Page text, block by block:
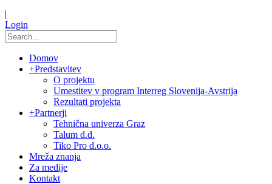
|
Login
Domov
+Predstavitev
O projektu
Umestitev v program Interreg Slovenija-Avstrija
Rezultati projekta
+Partnerji
Tehnična univerza Graz
Talum d.d.
Tiko Pro d.o.o.
Mreža znanja
Za medije
Kontakt